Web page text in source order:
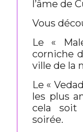
l’âme de
Vous
Le «
corniche
ville de la
Le «
les plus
cela
soirée.